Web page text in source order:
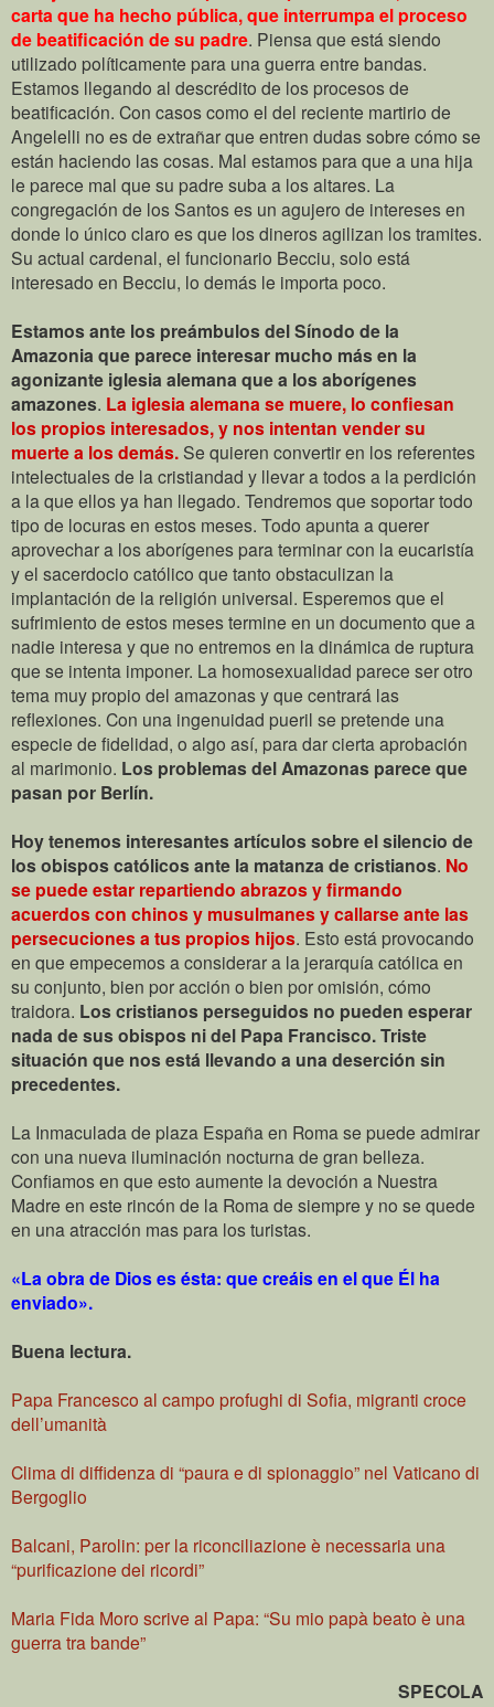
carta que ha hecho pública, que interrumpa el proceso
de beatificación de su padre. Piensa que está siendo
utilizado políticamente para una guerra entre bandas.
Estamos llegando al descrédito de los procesos de
beatificación. Con casos como el del reciente martirio de
Angelelli no es de extrañar que entren dudas sobre cómo se
están haciendo las cosas. Mal estamos para que a una hija
le parece mal que su padre suba a los altares. La
congregación de los Santos es un agujero de intereses en
donde lo único claro es que los dineros agilizan los tramites.
Su actual cardenal, el funcionario Becciu, solo está
interesado en Becciu, lo demás le importa poco.
Estamos ante los preámbulos del Sínodo de la
Amazonia que parece interesar mucho más en la
agonizante iglesia alemana que a los aborígenes
amazones. La iglesia alemana se muere, lo confiesan
los propios interesados, y nos intentan vender su
muerte a los demás.Se quieren convertir en los referentes
intelectuales de la cristiandad y llevar a todos a la perdición
a la que ellos ya han llegado. Tendremos que soportar todo
tipo de locuras en estos meses. Todo apunta a querer
aprovechar a los aborígenes para terminar con la eucaristía
y el sacerdocio católico que tanto obstaculizan la
implantación de la religión universal. Esperemos que el
sufrimiento de estos meses termine en un documento que a
nadie interesa y que no entremos en la dinámica de ruptura
que se intenta imponer. La homosexualidad parece ser otro
tema muy propio del amazonas y que centrará las
reflexiones. Con una ingenuidad pueril se pretende una
especie de fidelidad, o algo así, para dar cierta aprobación
al marimonio. Los problemas del Amazonas parece que
pasan por Berlín.
Hoy tenemos interesantes artículos sobre el silencio de
los obispos católicos ante la matanza de cristianos. No
se puede estar repartiendo abrazos y firmando
acuerdos con chinos y musulmanes y callarse ante las
persecuciones a tus propios hijos. Esto está provocando
en que empecemos a considerar a la jerarquía católica en
su conjunto, bien por acción o bien por omisión, cómo
traidora. Los cristianos perseguidos no pueden esperar
nada de sus obispos ni del Papa Francisco. Triste
situación que nos está llevando a una deserción sin
precedentes.
La Inmaculada de plaza España en Roma se puede admirar
con una nueva iluminación nocturna de gran belleza.
Confiamos en que esto aumente la devoción a Nuestra
Madre en este rincón de la Roma de siempre y no se quede
en una atracción mas para los turistas.
«La obra de Dios es ésta: que creáis en el que Él ha
enviado».
Buena lectura.
Papa Francesco al campo profughi di Sofia, migranti croce
dell’umanità
Clima di diffidenza di “paura e di spionaggio” nel Vaticano di
Bergoglio
Balcani, Parolin: per la riconciliazione è necessaria una
“purificazione dei ricordi”
Maria Fida Moro scrive al Papa: “Su mio papà beato è una
guerra tra bande”
SPECOLA